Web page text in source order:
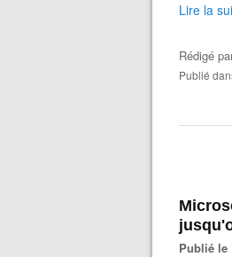
Lire la
Rédigé
Publié
Publié